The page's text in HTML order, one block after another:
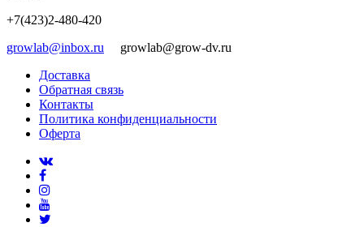
+7(423)2-480-420
growlab@inbox.ru growlab@grow-dv.ru
Доставка
Обратная связь
Контакты
Политика конфиденциальности
Оферта